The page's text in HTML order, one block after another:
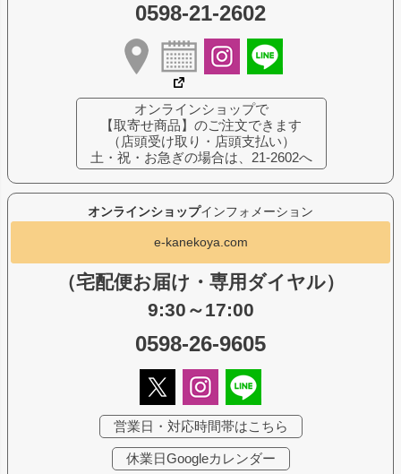
オンラインショップインフォメーション
e-kanekoya.com
（宅配便お届け・専用ダイヤル）
9:30～17:00
0598-26-9605
営業日・対応時間帯はこちら
休業日Googleカレンダー
0598-21-2602
オンラインショップで
【取寄せ商品】のご注文できます
（店頭受け取り・店頭支払い）
土・祝・お急ぎの場合は、21-2602へ